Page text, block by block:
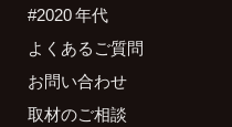
#2020 年代
よくあるご質問
お問い合わせ
取材のご相談